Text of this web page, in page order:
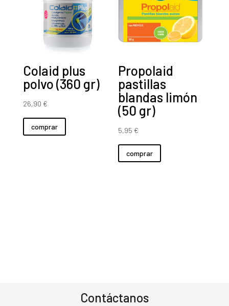
Colaid plus
polvo (360 gr)
26,90 €
comprar
Propolaid
pastillas
blandas limón
(50 gr)
5,95 €
comprar
Contáctanos